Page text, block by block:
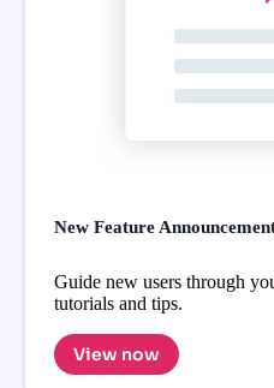
New Feature
Guide new users through
tutorials and tips.
View now